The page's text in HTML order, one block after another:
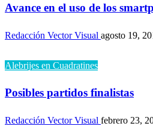
Avance en el uso de los
Redacción Vector Visual agosto 19,
Alebrijes en Cuadratines
Posibles partidos finalistas
Redacción Vector Visual febrero 23,